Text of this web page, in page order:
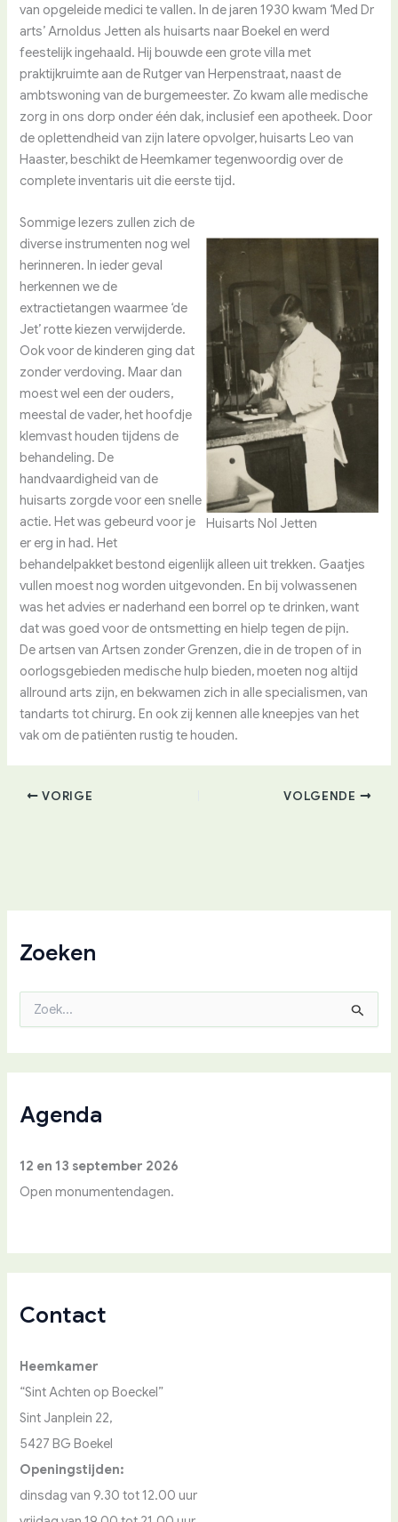
van opgeleide medici te vallen. In de jaren 1930 kwam ‘Med Dr
arts’ Arnoldus Jetten als huisarts naar Boekel en werd
feestelijk ingehaald. Hij bouwde een grote villa met
praktijkruimte aan de Rutger van Herpenstraat, naast de
ambtswoning van de burgemeester. Zo kwam alle medische
zorg in ons dorp onder één dak, inclusief een apotheek. Door
de oplettendheid van zijn latere opvolger, huisarts Leo van
Haaster, beschikt de Heemkamer tegenwoordig over de
complete inventaris uit die eerste tijd.
Huisarts Nol Jetten
Sommige lezers zullen zich de
diverse instrumenten nog wel
herinneren. In ieder geval
herkennen we de
extractietangen waarmee ‘de
Jet’ rotte kiezen verwijderde.
Ook voor de kinderen ging dat
zonder verdoving. Maar dan
moest wel een der ouders,
meestal de vader, het hoofdje
klemvast houden tijdens de
behandeling. De
handvaardigheid van de
huisarts zorgde voor een snelle
actie. Het was gebeurd voor je
er erg in had. Het
behandelpakket bestond eigenlijk alleen uit trekken. Gaatjes
vullen moest nog worden uitgevonden. En bij volwassenen
was het advies er naderhand een borrel op te drinken, want
dat was goed voor de ontsmetting en hielp tegen de pijn.
De artsen van Artsen zonder Grenzen, die in de tropen of in
oorlogsgebieden medische hulp bieden, moeten nog altijd
allround arts zijn, en bekwamen zich in alle specialismen, van
tandarts tot chirurg. En ook zij kennen alle kneepjes van het
vak om de patiënten rustig te houden.
VORIGE VOLGENDE
Zoeken
k
n
a
rAgenda
12 en 13 september 2026
Open monumentendagen.
Contact
Heemkamer
“Sint Achten op Boeckel”
Sint Janplein 22,
5427 BG Boekel
Openingstijden:
dinsdag van 9.30 tot 12.00 uur